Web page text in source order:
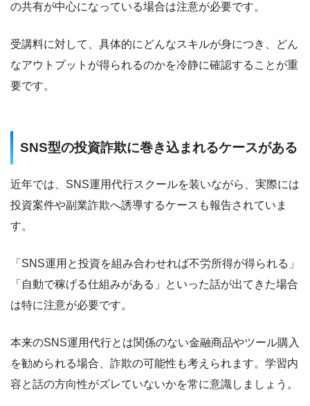
の共有が中心になっている場合は注意が必要です。
受講料に対して、具体的にどんなスキルが身につき、どん
なアウトプットが得られるのかを冷静に確認することが重
要です。
SNS型の投資詐欺に巻き込まれるケースがある
近年では、SNS運用代行スクールを装いながら、実際には
投資案件や副業詐欺へ誘導するケースも報告されていま
す。
「SNS運用と投資を組み合わせれば不労所得が得られる」
「自動で稼げる仕組みがある」といった話が出てきた場合
は特に注意が必要です。
本来のSNS運用代行とは関係のない金融商品やツール購入
を勧められる場合、詐欺の可能性も考えられます。学習内
容と話の方向性がズレていないかを常に意識しましょう。